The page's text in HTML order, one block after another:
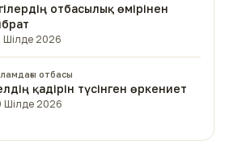
отбасылық өмірінен
Шілде 2026
отбасы
қадірін түсінген өркениет
Шілде 2026